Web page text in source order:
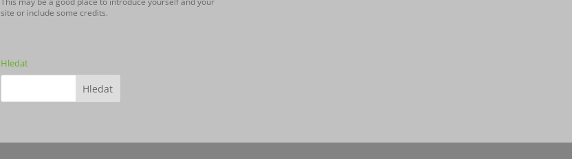
site or include some credits.
Hledat